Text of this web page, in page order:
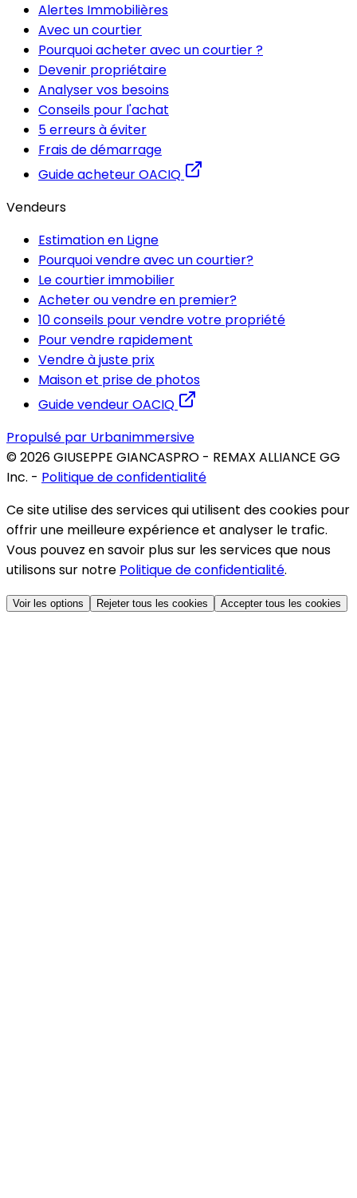
Alertes Immobilières
Avec un courtier
Pourquoi acheter avec un courtier ?
Devenir propriétaire
Analyser vos besoins
Conseils pour l'achat
5 erreurs à éviter
Frais de démarrage
Guide acheteur OACIQ
Vendeurs
Estimation en Ligne
Pourquoi vendre avec un courtier?
Le courtier immobilier
Acheter ou vendre en premier?
10 conseils pour vendre votre propriété
Pour vendre rapidement
Vendre à juste prix
Maison et prise de photos
Guide vendeur OACIQ
Propulsé par Urbanimmersive
©2026GIUSEPPE GIANCASPRO - REMAX ALLIANCE GG
Inc. - Politique de confidentialité
Ce site utilise des services qui utilisent des cookies pour
offrir une meilleure expérience et analyser le trafic.
Vous pouvez en savoir plus sur les services que nous
utilisons sur notre Politique de confidentialité.
Voir les options Rejeter tous les cookies Accepter tous les cookies